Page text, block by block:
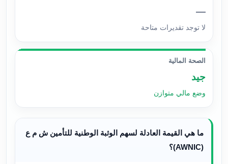
—
لا توجد تقديرات متاحة
الصحة المالية
جيد
وضع مالي متوازن
ما هي القيمة العادلة لسهم الوثبة الوطنية للتأمين ش م ع
(AWNIC)؟